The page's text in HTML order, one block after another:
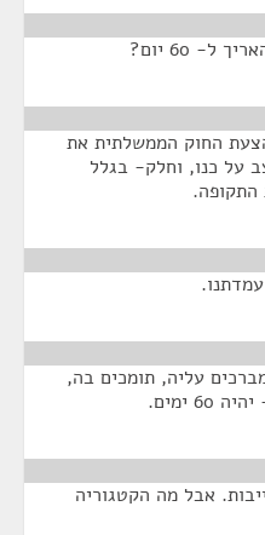
60 יום?
החוק הממשלתית את
על כנו, וחלק- בגלל
התקופה.
עליה, תומכים בה,
ימים.
אבל מה הקטגוריה